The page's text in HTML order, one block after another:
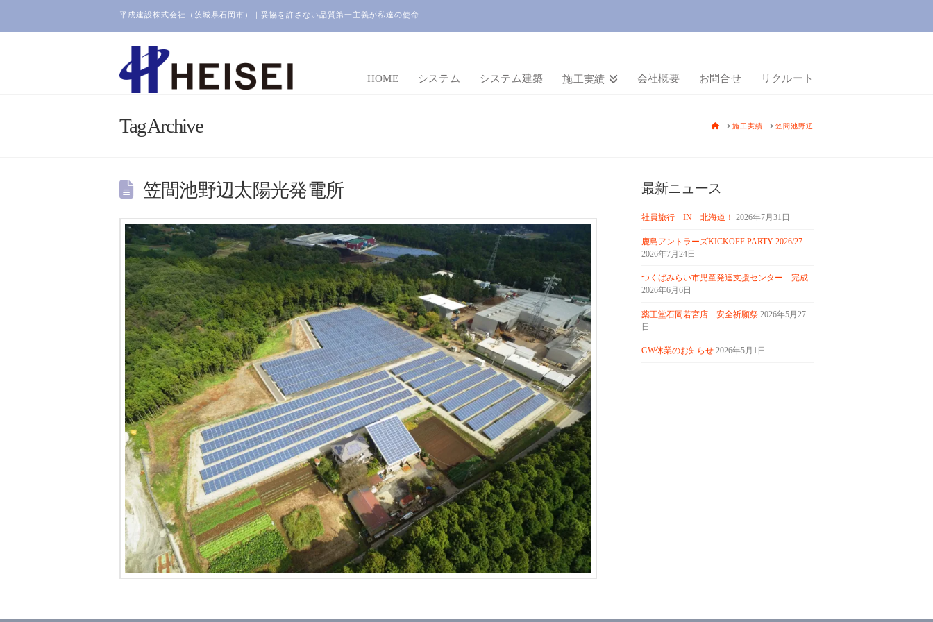
平成建設株式会社（茨城県石岡市）｜妥協を許さない品質第一主義が私達の使命
HOME システム システム建築 施工実績 会社概要 お問合せ リクルート
Tag Archive HOME施工実績 笠間池野辺
笠間池野辺太陽光発電所 最新ニュース
社員旅行 IN 北海道！ 2026年7月31日
鹿島アントラーズKICKOFF PARTY 2026/27
2026年7月24日
つくばみらい市児童発達支援センター 完成
2026年6月6日
薬王堂石岡若宮店 安全祈願祭 2026年5月27
日
GW休業のお知らせ 2026年5月1日